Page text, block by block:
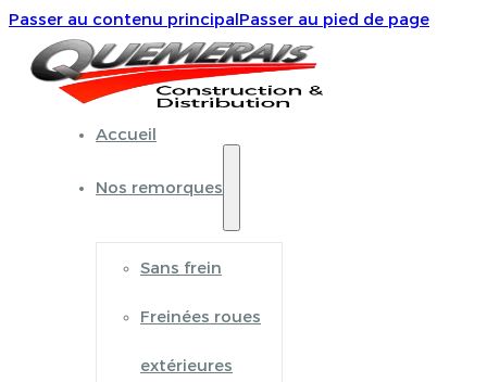
Passer au contenu principalPasser au pied de page
Accueil
Nos remorques
Sans frein
Freinées roues
extérieures